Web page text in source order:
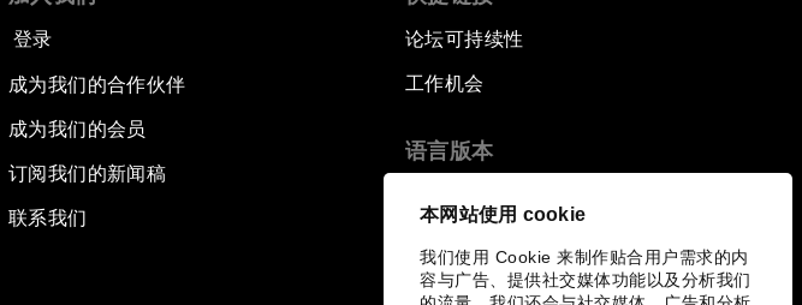
本网站使用 cookie
我们使用 Cookie 来制作贴合用户需求的内
容与广告、提供社交媒体功能以及分析我们
登录
成为我们的合作伙伴
成为我们的会员
订阅我们的新闻稿
联系我们
论坛可持续性
工作机会
语言版本